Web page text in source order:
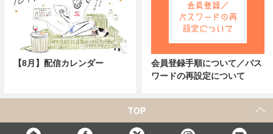
【8月】配信カレンダー
会員登録手順について／パス
ワードの再設定について
TOP